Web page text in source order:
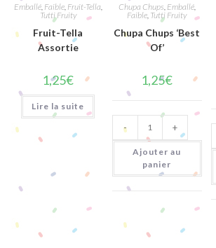
Emballé, Faible, Fruit-Tella
Tutti Fruity
Fruit-Tella
Assortie
1,25€
Lire la suite
Chupa Chups Emballé,
Faible Tutti Fruity
Chupa Chups ‘Best
Of’
1,25€
quantité
de
Chupa
Chups
'Best
Of'
- +
Ajouter au
panier